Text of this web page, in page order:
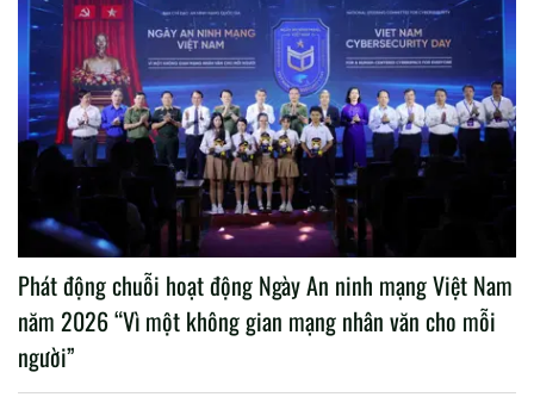
Phát động chuỗi hoạt động Ngày An ninh mạng Việt Nam
năm 2026 “Vì một không gian mạng nhân văn cho mỗi
người”